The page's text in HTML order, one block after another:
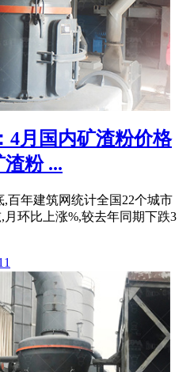
4月国内矿渣粉价格
粉 ...
百年建筑网统计全国22个城市
月环比上涨%,较去年同期下跌3